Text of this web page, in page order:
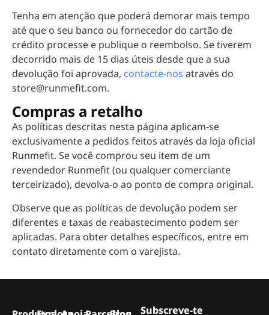
Tenha em atenção que poderá demorar mais tempo
até que o seu banco ou fornecedor do cartão de
crédito processe e publique o reembolso. Se tiverem
decorrido mais de 15 dias úteis desde que a sua
devolução foi aprovada, contacte-nos através do
store@runmefit.com.
Compras a retalho
As políticas descritas nesta página aplicam-se
exclusivamente a pedidos feitos através da loja oficial
Runmefit. Se você comprou seu item de um
revendedor Runmefit (ou qualquer comerciante
terceirizado), devolva-o ao ponto de compra original.
Observe que as políticas de devolução podem ser
diferentes e taxas de reabastecimento podem ser
aplicadas. Para obter detalhes específicos, entre em
contato diretamente com o varejista.
Subscreve-te